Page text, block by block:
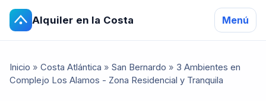
Alquiler en la Costa Menú
Inicio » Costa Atlántica » San Bernardo » 3 Ambientes en
Complejo Los Alamos - Zona Residencial y Tranquila